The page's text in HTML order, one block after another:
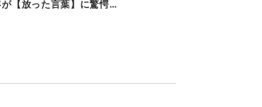
【放った言葉】に驚愕…